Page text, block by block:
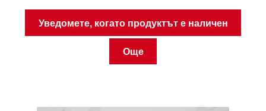
Уведомете, когато продуктът е наличен
Още